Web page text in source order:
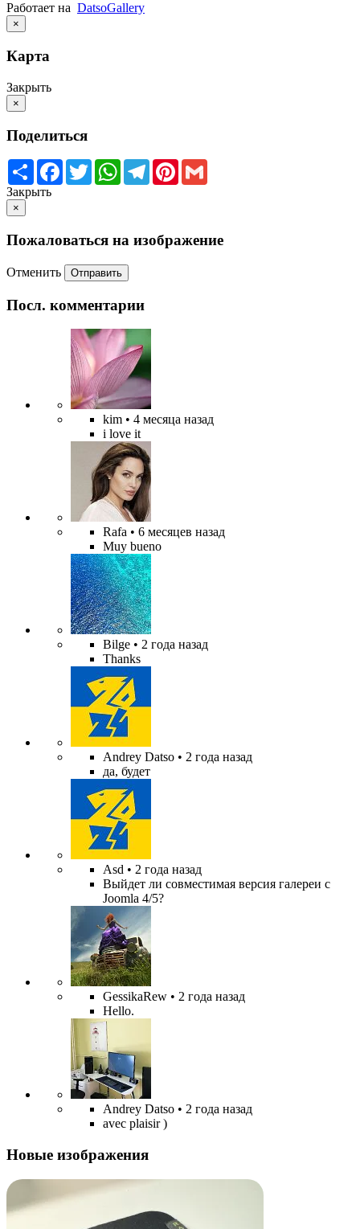
Работает на DatsoGallery
×
Карта
Закрыть
×
Поделиться
Share Facebook
TwitterWhatsApp
TelegramPinterest
Закрыть
×
Пожаловаться на изображение
Отменить Отправить
Посл. комментарии
kim • 4 месяца назад
i love it
Rafa • 6 месяцев назад
Muy bueno
Bilge • 2 года назад
Thanks
Andrey Datso • 2 года назад
да, будет
Asd • 2 года назад
Выйдет ли совместимая версия галереи с
Joomla 4/5?
GessikaRew • 2 года назад
Hello.
Andrey Datso • 2 года назад
avec plaisir )
Новые изображения